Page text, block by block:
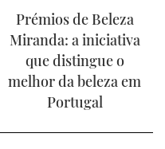
Prémios de Beleza
Miranda: a iniciativa
que distingue o
melhor da beleza em
Portugal